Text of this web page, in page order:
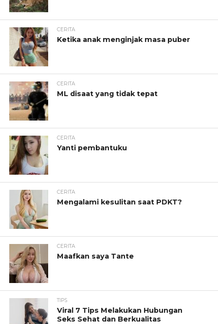
CERITA
Ketika anak menginjak masa puber
CERITA
ML disaat yang tidak tepat
CERITA
Yanti pembantuku
CERITA
Mengalami kesulitan saat PDKT?
CERITA
Maafkan saya Tante
TIPS
Viral 7 Tips Melakukan Hubungan
Seks Sehat dan Berkualitas